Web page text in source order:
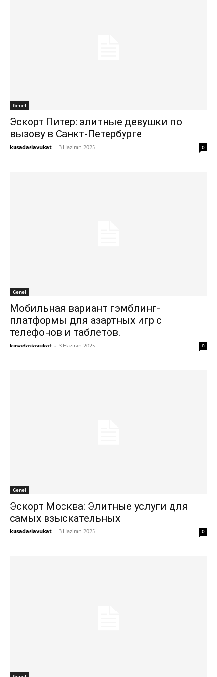
Genel
Эскорт Питер: элитные девушки по
вызову в Санкт-Петербурге
kusadasiavukat - 3 Haziran 2025 0
Genel
Мобильная вариант гэмблинг-
платформы для азартных игр с
телефонов и таблетов.
kusadasiavukat - 3 Haziran 2025 0
Genel
Эскорт Москва: Элитные услуги для
самых взыскательных
kusadasiavukat - 3 Haziran 2025 0